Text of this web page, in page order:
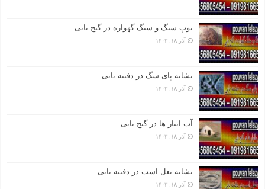
توپ سنگ و سنگ گهواره در گنج یابی
آذر ۱۸, ۱۴۰۳
نشانه پای سگ در دفینه یابی
آذر ۱۸, ۱۴۰۳
آب انبار ها در گنج یابی
آذر ۱۸, ۱۴۰۳
نشانه نعل اسب در دفینه یابی
آذر ۱۸, ۱۴۰۳